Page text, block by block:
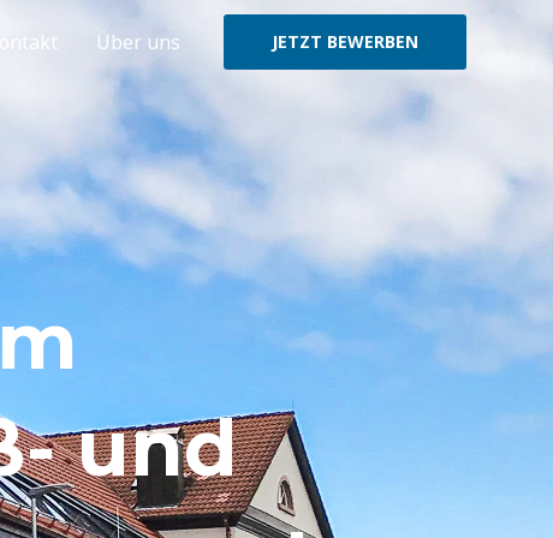
Kontakt Über uns JETZT BEWERBEN
und